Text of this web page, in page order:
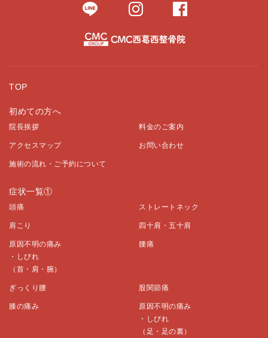
TOP
初めての方へ
院長挨拶 料金のご案内
アクセスマップ お問い合わせ
施術の流れ・ご予約について
症状一覧①
頭痛 ストレートネック
肩こり 四十肩・五十肩
原因不明の痛み
・しびれ
（首・肩・腕）
腰痛
ぎっくり腰 股関節痛
膝の痛み
原因不明の痛み
・しびれ
（足・足の裏）